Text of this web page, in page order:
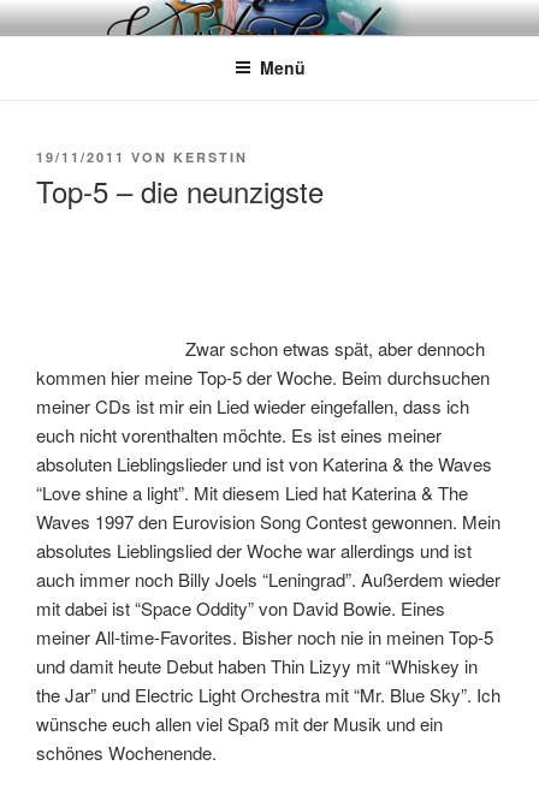
Zum
InhaltWÖRTERKATZE
Von Büchern erzählen
Menü
VERÖFFENTLICHT
19/11/2011 VON KERSTIN
Top-5 – die neunzigste
Zwar schon etwas spät, aber dennoch
kommen hier meine Top-5 der Woche. Beim durchsuchen
meiner CDs ist mir ein Lied wieder eingefallen, dass ich
euch nicht vorenthalten möchte. Es ist eines meiner
absoluten Lieblingslieder und ist von Katerina & the Waves
“Love shine a light”. Mit diesem Lied hat Katerina & The
Waves 1997 den Eurovision Song Contest gewonnen. Mein
absolutes Lieblingslied der Woche war allerdings und ist
auch immer noch Billy Joels “Leningrad”. Außerdem wieder
mit dabei ist “Space Oddity” von David Bowie. Eines
meiner All-time-Favorites. Bisher noch nie in meinen Top-5
und damit heute Debut haben Thin Lizyy mit “Whiskey in
the Jar” und Electric Light Orchestra mit “Mr. Blue Sky”. Ich
wünsche euch allen viel Spaß mit der Musik und ein
schönes Wochenende.